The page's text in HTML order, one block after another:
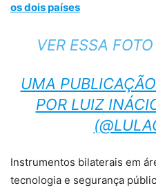
os dois países
VER ESSA
UMA
POR LUIZ
Instrumentos bilaterais em
tecnologia e segurança